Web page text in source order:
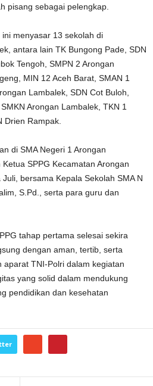
pisang sebagai pelengkap.
menyasar 13 sekolah di
antara lain TK Bungong Pade, SDN
Tengoh, SMPN 2 Arongan
MIN 12 Aceh Barat, SMAN 1
Lambalek, SDN Cot Buloh,
Arongan Lambalek, TKN 1
Drien Rampak.
di SMA Negeri 1 Arongan
SPPG Kecamatan Arongan
bersama Kepala Sekolah SMA N
S.Pd., serta para guru dan
tahap pertama selesai sekira
dengan aman, tertib, serta
aparat TNI-Polri dalam kegiatan
yang solid dalam mendukung
pendidikan dan kesehatan